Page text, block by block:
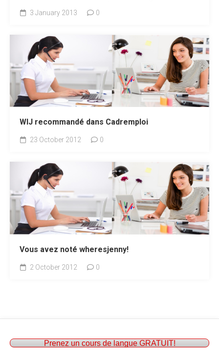
3 January 2013 0
WIJ recommandé dans Cadremploi
23 October 2012 0
Vous avez noté wheresjenny!
2 October 2012 0
Prenez un cours de langue GRATUIT!